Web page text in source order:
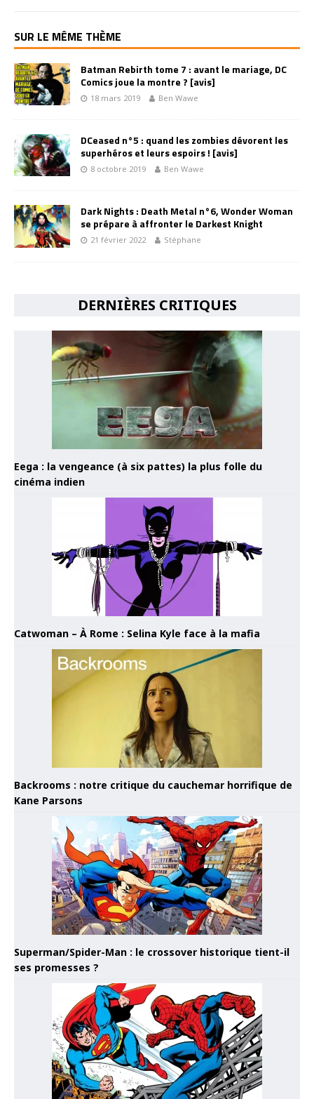
SUR LE MÊME THÈME
Batman Rebirth tome 7 : avant le mariage, DC
Comics joue la montre ? [avis]
18 mars 2019 Ben Wawe
DCeased n°5 : quand les zombies dévorent les
superhéros et leurs espoirs ! [avis]
8 octobre 2019 Ben Wawe
Dark Nights : Death Metal n°6, Wonder Woman
se prépare à affronter le Darkest Knight
21 février 2022 Stéphane
DERNIÈRES CRITIQUES
Eega : la vengeance (à six pattes) la plus folle du
cinéma indien
Catwoman – À Rome : Selina Kyle face à la mafia
Backrooms : notre critique du cauchemar horrifique de
Kane Parsons
Superman/Spider-Man : le crossover historique tient-il
ses promesses ?